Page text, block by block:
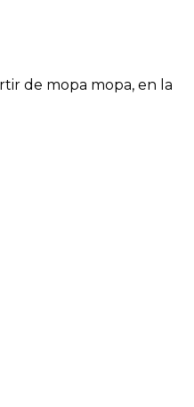
de mopa mopa, en la